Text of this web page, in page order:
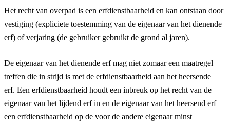
Het recht van overpad is een erfdienstbaarheid en kan ontstaan door
vestiging (expliciete toestemming van de eigenaar van het dienende
erf) of verjaring (de gebruiker gebruikt de grond al jaren).
De eigenaar van het dienende erf mag niet zomaar een maatregel
treffen die in strijd is met de erfdienstbaarheid aan het heersende
erf. Een erfdienstbaarheid houdt een inbreuk op het recht van de
eigenaar van het lijdend erf in en de eigenaar van het heersend erf
een erfdienstbaarheid op de voor de andere eigenaar minst